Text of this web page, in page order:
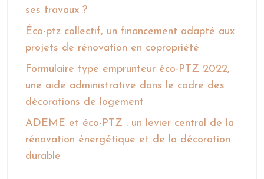
ses travaux ?
Éco-ptz collectif, un financement adapté aux
projets de rénovation en copropriété
Formulaire type emprunteur éco-PTZ 2022,
une aide administrative dans le cadre des
décorations de logement
ADEME et éco-PTZ : un levier central de la
rénovation énergétique et de la décoration
durable